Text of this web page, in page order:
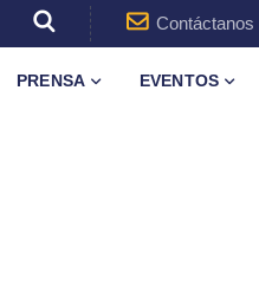
Contáctanos
PRENSA EVENTOS